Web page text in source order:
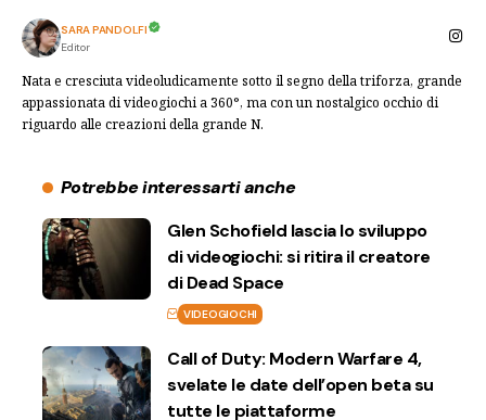
SARA PANDOLFI
Editor
Nata e cresciuta videoludicamente sotto il segno della triforza, grande
appassionata di videogiochi a 360°, ma con un nostalgico occhio di
riguardo alle creazioni della grande N.
Potrebbe interessarti anche
Glen Schofield lascia lo sviluppo
di videogiochi: si ritira il creatore
di Dead Space
VIDEOGIOCHI
Call of Duty: Modern Warfare 4,
svelate le date dell’open beta su
tutte le piattaforme